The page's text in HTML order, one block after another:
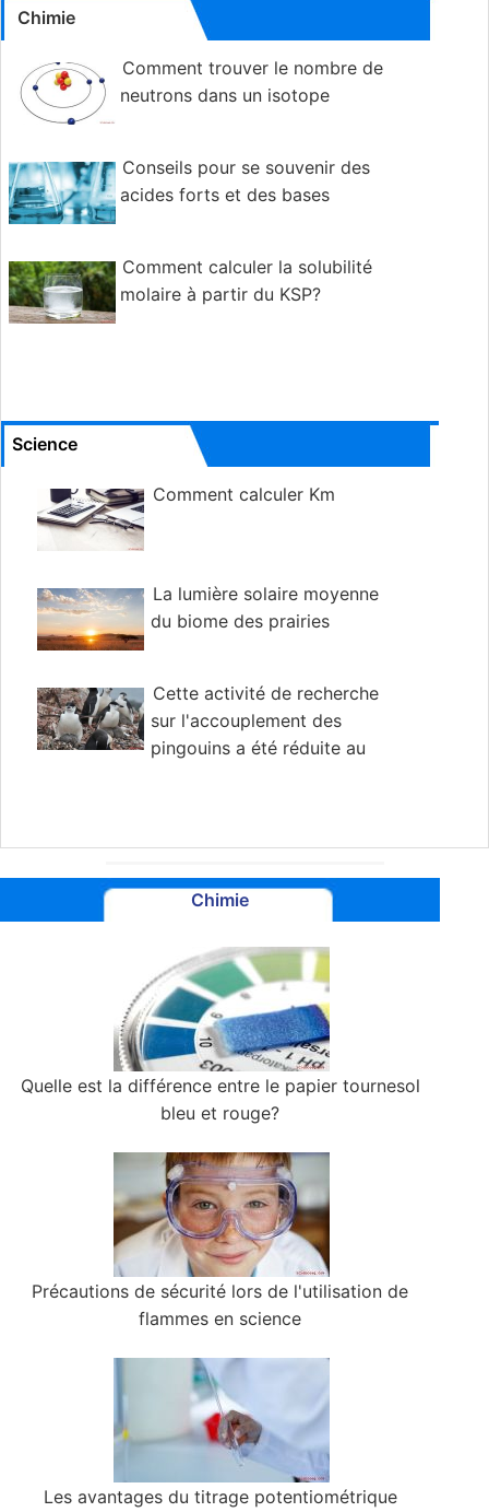
Chimie
Comment trouver le nombre de
neutrons dans un isotope
Conseils pour se souvenir des
acides forts et des bases
Comment calculer la solubilité
molaire à partir du KSP?
Science
Comment calculer Km
La lumière solaire moyenne
du biome des prairies
Cette activité de recherche
sur l'accouplement des
pingouins a été réduite au
Chimie
Quelle est la différence entre le papier tournesol
bleu et rouge?
Précautions de sécurité lors de l'utilisation de
flammes en science
Les avantages du titrage potentiométrique